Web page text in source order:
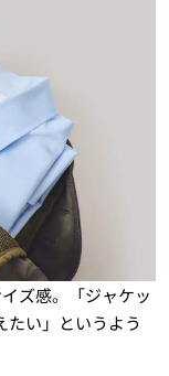
ズ感。「ジャケッ
たい」というよう